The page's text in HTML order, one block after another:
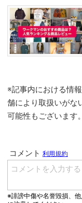
※記事内における情
舗により取扱いがな
可能性もございます